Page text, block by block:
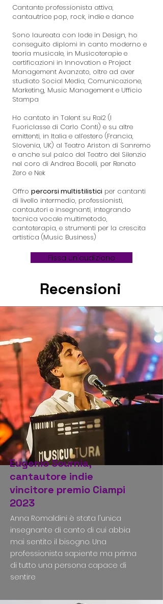
Cantante professionista attiva,
cantautrice pop, rock, indie e dance
Sono laureata con lode in Design, ho
conseguito diplomi in canto moderno e
teoria musicale, in Musicoterapie e
certificazioni in Innovation e Project
Management Avanzato, oltre ad aver
studiato Social Media, Comunicazione,
Marketing, Music Management e Ufficio
Stampa
Ho cantato in Talent su Rai2 (I
Fuoriclasse di Carlo Conti) e su altre
emittenti, in Italia e all’estero (Francia,
Slovenia, UK) al Teatro Ariston di Sanremo
e anche sul palco del Teatro del Silenzio
nel coro di Andrea Bocelli, per Renato
Zero e Nek
​Offro percorsi multistilistici per cantanti
di livello intermedio, professionisti,
cantautori e insegnanti, integrando
tecnica vocale multimetodo,
cantoterapia, e strumenti per la crescita
artistica (Music Business)
Fissa un'audizione
Recensioni
Eugenio Sournia,
cantautore indie
vincitore premio Ciampi
2023
Anna Romaldini è stata l'unica
insegnante di canto di cui abbia
mai sentito il bisogno. Una
professionista sapiente ma prima
di tutto una persona capace di
sentire